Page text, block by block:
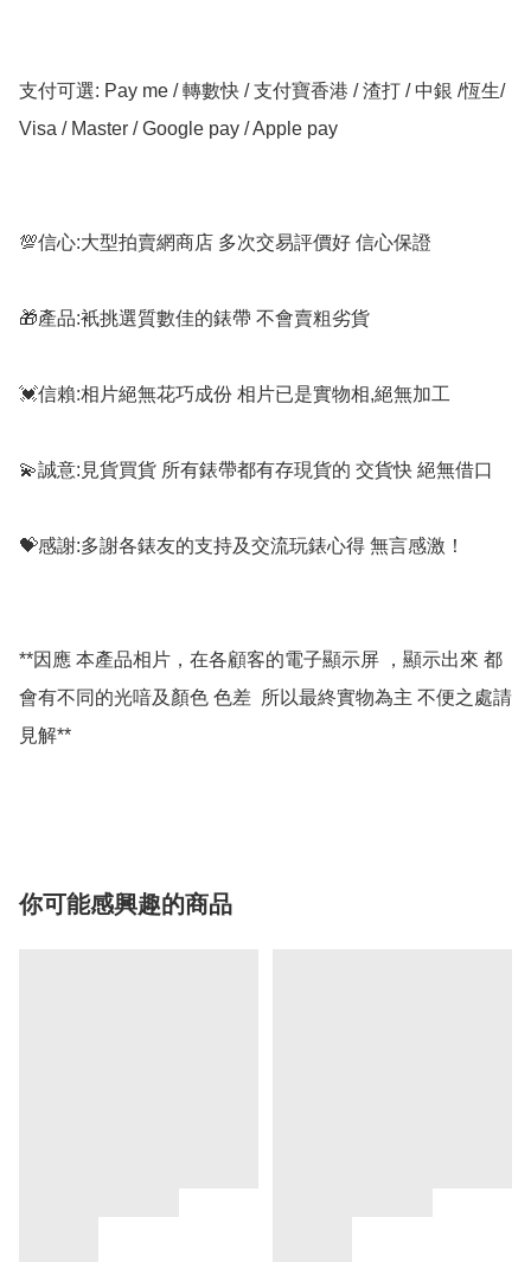
支付可選: Pay me / 轉數快 / 支付寶香港 / 渣打 / 中銀 /恆生/
Visa / Master / Google pay / Apple pay
💯信心:大型拍賣網商店 多次交易評價好 信心保證
🎁產品:衹挑選質數佳的錶帶 不會賣粗劣貨
💓信賴:相片絕無花巧成份 相片已是實物相,絕無加工
💫誠意:見貨買貨 所有錶帶都有存現貨的 交貨快 絕無借口
💝感謝:多謝各錶友的支持及交流玩錶心得 無言感激！
**因應 本產品相片，在各顧客的電子顯示屏 ，顯示出來 都
會有不同的光喑及顏色 色差  所以最終實物為主 不便之處請
見解**
你可能感興趣的商品